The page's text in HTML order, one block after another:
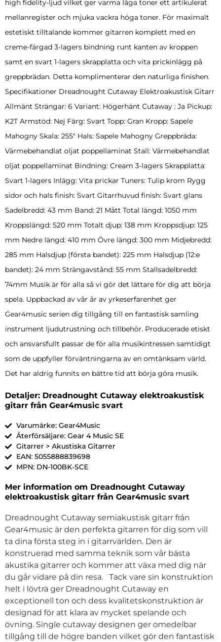
high fidelity-ljud vilket ger varma låga toner ett artikulerat
mellanregister och mjuka vackra höga toner. För maximalt
estetiskt tilltalande kommer gitarren komplett med en
creme-färgad 3-lagers bindning runt kanten av kroppen
samt en svart 1-lagers skrapplatta och vita prickinlägg på
greppbrädan. Detta komplimenterar den naturliga finishen.
Specifikationer Dreadnought Cutaway Elektroakustisk Gitarr
Allmänt Strängar: 6 Variant: Högerhänt Cutaway : Ja Pickup:
K2T Armstöd: Nej Färg: Svart Topp: Gran Kropp: Sapele
Mahogny Skala: 255″ Hals: Sapele Mahogny Greppbräda:
Värmebehandlat oljat poppellaminat Stall: Värmebehandlat
oljat poppellaminat Bindning: Cream 3-lagers Skrapplatta:
Svart 1-lagers Inlägg: Vita prickar Tuners: Tulip krom Rygg
sidor och hals finish: Svart Gitarrhuvud finish: Svart glans
Sadelbredd: 43 mm Band: 21 Mått Total längd: 1050 mm
Kroppslängd: 520 mm Totalt djup: 138 mm Kroppsdjup: 125
mm Nedre längd: 410 mm Övre längd: 300 mm Midjebredd:
285 mm Halsdjup (första bandet): 225 mm Halsdjup (12:e
bandet): 24 mm Strängavstånd: 55 mm Stallsadelbredd:
74mm Musik är för alla så vi gör det lättare för dig att börja
spela. Uppbackad av vår år av yrkeserfarenhet ger
Gear4music serien dig tillgång till en fantastisk samling
instrument ljudutrustning och tillbehör. Producerade etiskt
och ansvarsfullt passar de för alla musikintressen samtidigt
som de uppfyller förväntningarna av en omtänksam värld.
Det har aldrig funnits en bättre tid att börja göra musik.
Detaljer: Dreadnought Cutaway elektroakustisk
gitarr från Gear4music svart
Varumärke: Gear4Music
Återförsäljare: Gear 4 Music SE
Gitarrer > Akustiska Gitarrer
EAN: 5055888839698
MPN: DN-100BK-SCE
Mer information om Dreadnought Cutaway
elektroakustisk gitarr från Gear4music svart
Dreadnought Cutaway semiakustisk gitarr från
Gear4music är den perfekta gitarren för dig som vill
ta dina första steg in i gitarrvärlden. Den är
konstruerad med samma teknik som vår bästa
akustika gitarrer och kommer att växa med dig när
du går vidare på din resa. Tack vare sin konstruktion
helt i lövträ ger Dreadnought Cutaway en
exceptionell ton och dess kvalitetskonstruktion är
designad för att klara av mycket spelande och
övning. Single cutaway designen ger omedelbar
tillgång till de högre banden vilket gör den fantastisk